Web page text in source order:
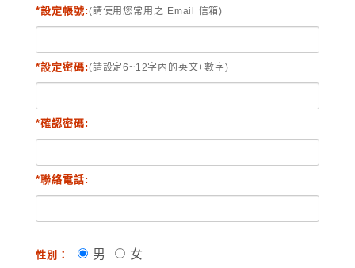
*設定帳號:(請使用您常用之 Email 信箱)
*設定密碼:(請設定6~12字內的英文+數字)
*確認密碼:
*聯絡電話:
性別： 男 女